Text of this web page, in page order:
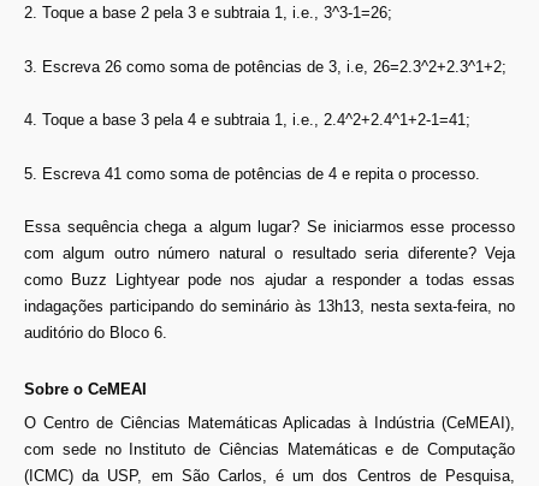
2. Toque a base 2 pela 3 e subtraia 1, i.e., 3^3-1=26;
3. Escreva 26 como soma de potências de 3, i.e, 26=2.3^2+2.3^1+2;
4. Toque a base 3 pela 4 e subtraia 1, i.e., 2.4^2+2.4^1+2-1=41;
5. Escreva 41 como soma de potências de 4 e repita o processo.
Essa sequência chega a algum lugar? Se iniciarmos esse processo
com algum outro número natural o resultado seria diferente? Veja
como Buzz Lightyear pode nos ajudar a responder a todas essas
indagações participando do seminário às 13h13, nesta sexta-feira, no
auditório do Bloco 6.
Sobre o CeMEAI
O Centro de Ciências Matemáticas Aplicadas à Indústria (CeMEAI),
com sede no Instituto de Ciências Matemáticas e de Computação
(ICMC) da USP, em São Carlos, é um dos Centros de Pesquisa,